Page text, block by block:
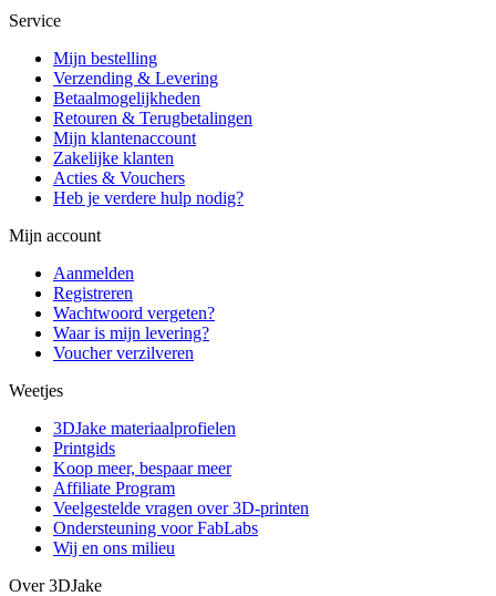
Service
Mijn bestelling
Verzending & Levering
Betaalmogelijkheden
Retouren & Terugbetalingen
Mijn klantenaccount
Zakelijke klanten
Acties & Vouchers
Heb je verdere hulp nodig?
Mijn account
Aanmelden
Registreren
Wachtwoord vergeten?
Waar is mijn levering?
Voucher verzilveren
Weetjes
3DJake materiaalprofielen
Printgids
Koop meer, bespaar meer
Affiliate Program
Veelgestelde vragen over 3D-printen
Ondersteuning voor FabLabs
Wij en ons milieu
Over 3DJake